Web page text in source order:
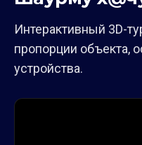
Интерактивный 3D-
пропорции объекта,
устройства.